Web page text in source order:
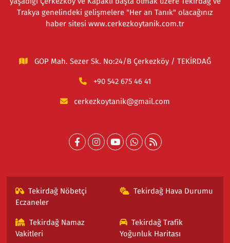
Trakya genelindeki gelişmelere "Her an Tanık" olacağınız
haber sitesi www.cerkezkoytanik.com.tr
GOP Mah. Sezer Sk. No:24/B Çerkezköy / TEKİRDAĞ
+90 542 675 46 41
cerkezkoytanik@gmail.com
Tekirdağ Nöbetçi
Eczaneler
Tekirdağ Hava Durumu
Tekirdağ Namaz
Vakitleri
Tekirdağ Trafik
Yoğunluk Haritası